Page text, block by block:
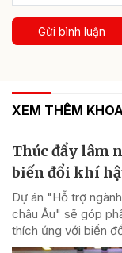
Gửi bình luận
XEM THÊM
Thúc đẩy lâm
biến đổi khí
Dự án "Hỗ trợ
châu Âu" sẽ góp
thích ứng với biến